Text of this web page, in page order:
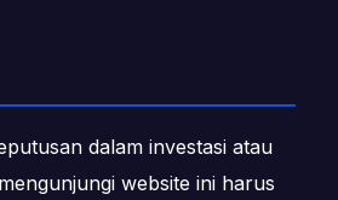
dalam investasi atau
website ini harus